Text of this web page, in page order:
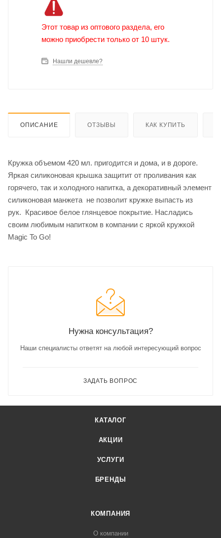
Этот товар из оптового раздела, его
можно приобрести только от 10 штук.
Нашли дешевле?
ОПИСАНИЕ ОТЗЫВЫ КАК КУПИТЬ
Кружка объемом 420 мл. пригодится и дома, и в дороге.
Яркая силиконовая крышка защитит от проливания как
горячего, так и холодного напитка, а декоративный элемент
силиконовая манжета не позволит кружке выпасть из
рук. Красивое белое глянцевое покрытие. Насладись
своим любимым напитком в компании с яркой кружкой
Magic To Go!
Нужна консультация?
Наши специалисты ответят на любой интересующий вопрос
ЗАДАТЬ ВОПРОС
КАТАЛОГ
АКЦИИ
УСЛУГИ
БРЕНДЫ
КОМПАНИЯ
О компании